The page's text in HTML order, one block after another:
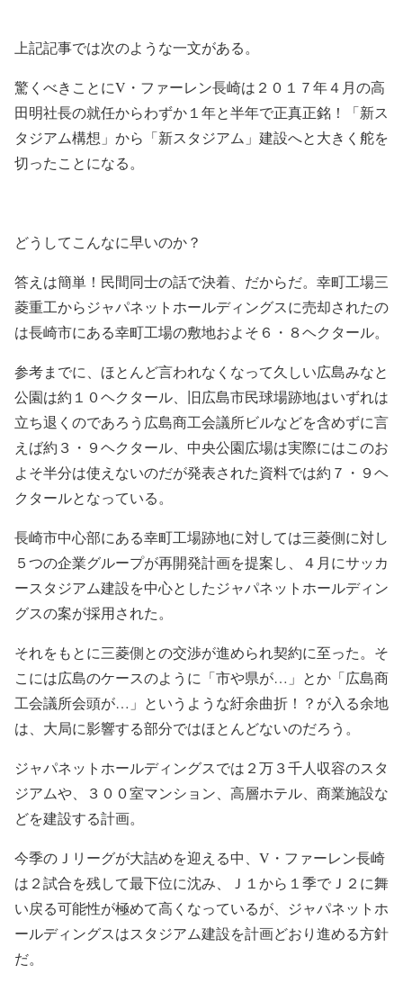
上記記事では次のような一文がある。
驚くべきことにV・ファーレン長崎は２０１７年４月の高
田明社長の就任からわずか１年と半年で正真正銘！「新ス
タジアム構想」から「新スタジアム」建設へと大きく舵を
切ったことになる。
どうしてこんなに早いのか？
答えは簡単！民間同士の話で決着、だからだ。幸町工場三
菱重工からジャパネットホールディングスに売却されたの
は長崎市にある幸町工場の敷地およそ６・８ヘクタール。
参考までに、ほとんど言われなくなって久しい広島みなと
公園は約１０ヘクタール、旧広島市民球場跡地はいずれは
立ち退くのであろう広島商工会議所ビルなどを含めずに言
えば約３・９ヘクタール、中央公園広場は実際にはこのお
よそ半分は使えないのだが発表された資料では約７・９ヘ
クタールとなっている。
長崎市中心部にある幸町工場跡地に対しては三菱側に対し
５つの企業グループが再開発計画を提案し、４月にサッカ
ースタジアム建設を中心としたジャパネットホールディン
グスの案が採用された。
それをもとに三菱側との交渉が進められ契約に至った。そ
こには広島のケースのように「市や県が…」とか「広島商
工会議所会頭が…」というような紆余曲折！？が入る余地
は、大局に影響する部分ではほとんどないのだろう。
ジャパネットホールディングスでは２万３千人収容のスタ
ジアムや、３００室マンション、高層ホテル、商業施設な
どを建設する計画。
今季のＪリーグが大詰めを迎える中、V・ファーレン長崎
は２試合を残して最下位に沈み、Ｊ１から１季でＪ２に舞
い戻る可能性が極めて高くなっているが、ジャパネットホ
ールディングスはスタジアム建設を計画どおり進める方針
だ。